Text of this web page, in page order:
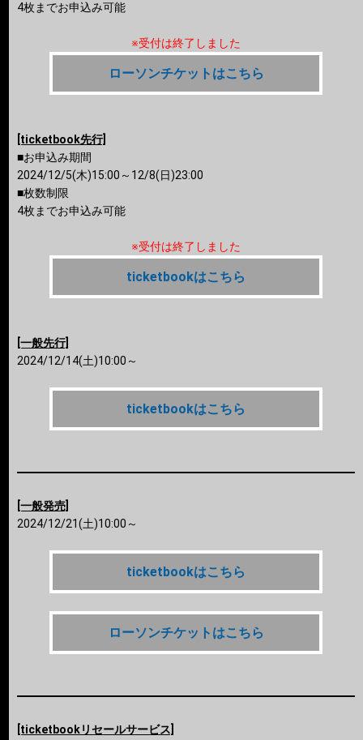
4枚までお申込み可能
※受付は終了しました
ローソンチケットはこちら
[ticketbook先行]
■お申込み期間
2024/12/5(木)15:00～12/8(日)23:00
■枚数制限
4枚までお申込み可能
※受付は終了しました
ticketbookはこちら
[一般先行]
2024/12/14(土)10:00～
ticketbookはこちら
[一般発売]
2024/12/21(土)10:00～
ticketbookはこちら
ローソンチケットはこちら
[ticketbookリセールサービス]